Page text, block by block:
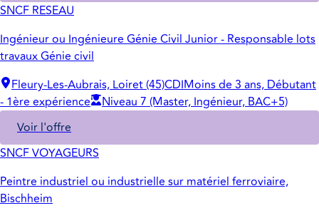
SNCF RESEAU
Ingénieur ou Ingénieure Génie Civil Junior - Responsable lots
travaux Génie civil
Fleury-Les-Aubrais, Loiret (45)CDIMoins de 3 ans, Débutant
- 1ère expérience
Niveau 7 (Master, Ingénieur, BAC+5)
Voir l'offre
SNCF VOYAGEURS
Peintre industriel ou industrielle sur matériel ferroviaire,
Bischheim